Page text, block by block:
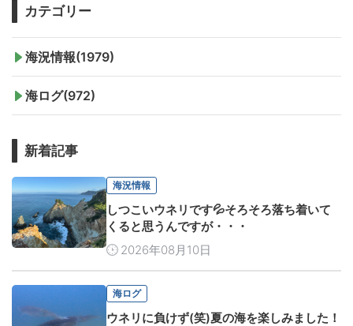
カテゴリー
海況情報(1979)
海ログ(972)
新着記事
海況情報
しつこいウネリです💦そろそろ落ち着いて
くると思うんですが・・・
2026年08月10日
海ログ
ウネリに負けず(笑)夏の海を楽しみました！